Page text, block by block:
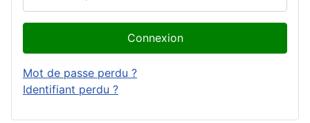
Connexion
Mot de passe perdu ?
Identifiant perdu ?